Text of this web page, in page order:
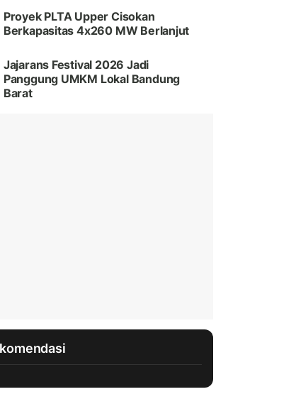
Proyek PLTA Upper Cisokan
Berkapasitas 4x260 MW Berlanjut
Jajarans Festival 2026 Jadi
Panggung UMKM Lokal Bandung
Barat